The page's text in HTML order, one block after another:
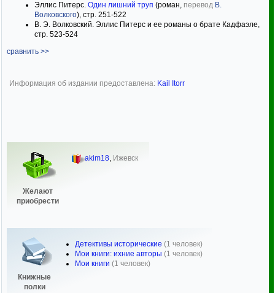
Эллис Питерс. Один лишний труп (роман, перевод В.
Волковского), стр. 251-522
В. Э. Волковский. Эллис Питерс и ее романы о брате Кадфаэле,
стр. 523-524
сравнить >>
Информация об издании предоставлена: Kail Itorr
Желают
приобрести
akim18, Ижевск
Книжные
полки
Детективы исторические (1 человек)
Мои книги: ихние авторы (1 человек)
Мои книги (1 человек)